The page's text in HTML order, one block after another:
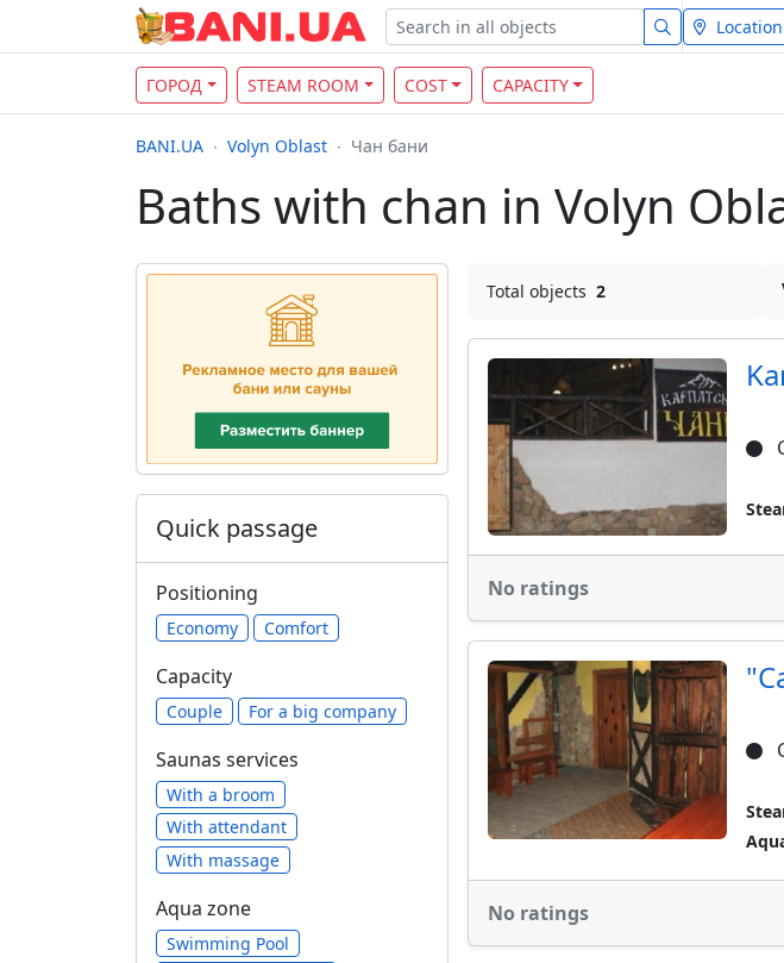
Location
ГОРОД STEAM ROOM COST CAPACITY
BANI.UA Volyn Oblast Чан бани
Baths with сhan in Volyn
Total objects 2
No ratings
No ratings
Quick passage
Positioning
Economy Comfort
Capacity
Сouple For a big company
Saunas services
With a broom
With attendant
With massage
Aqua zone
Swimming Pool